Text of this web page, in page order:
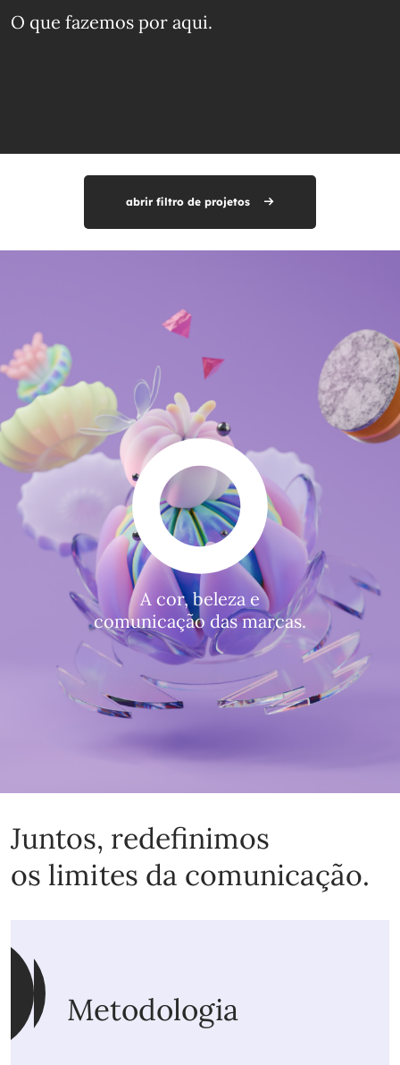
O que fazemos por aqui.
abrir filtro de projetos
A cor, beleza e
comunicação das marcas.
Juntos, redefinimos
os limites da comunicação.
Metodologia